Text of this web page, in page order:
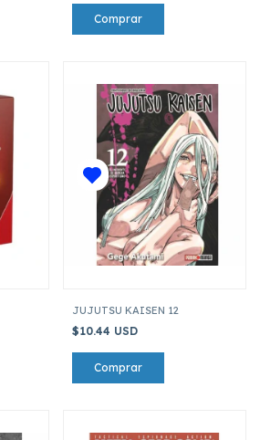
JUJUTSU KAISEN 12
$10.44 USD